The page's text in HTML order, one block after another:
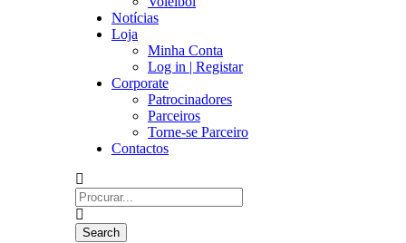
Notícias
Loja
Minha Conta
Log in | Registar
Corporate
Patrocinadores
Parceiros
Torne-se Parceiro
Contactos